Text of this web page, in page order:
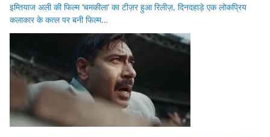
इम्तियाज अली की फिल्म ‘चमकीला’ का टीज़र हुआ रिलीज़, दिनदहाड़े एक लोकप्रिय
कलाकार के कत्ल पर बनी फिल्म…